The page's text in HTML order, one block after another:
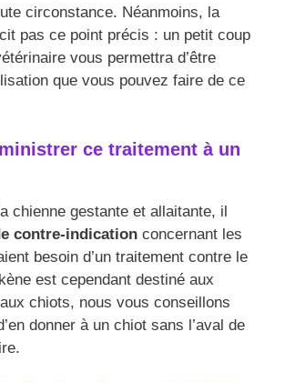
circonstance. Néanmoins, la
pas ce point précis : un petit coup
vous permettra d’être
que vous pouvez faire de ce
ce traitement à un
chienne gestante et allaitante, il
contre-indication concernant les
besoin d’un traitement contre le
est cependant destiné aux
chiots, nous vous conseillons
donner à un chiot sans l’aval de